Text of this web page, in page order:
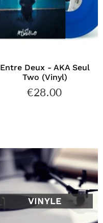
Entre Deux - AKA Seul
Two (Vinyl)
Prix
€28.00
VINYLE